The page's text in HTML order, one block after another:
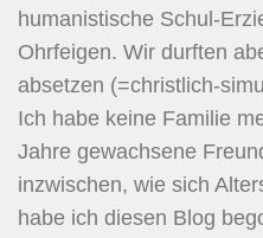
humanistische Schul-
Ohrfeigen. Wir durften
absetzen (=christlich-
Ich habe keine Familie
Jahre gewachsene
inzwischen, wie sich
habe ich diesen Blog